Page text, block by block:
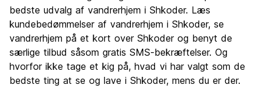
Kultur
Fester
Værdi for pengene
8.7
bedste udvalg af vandrerhjem i Shkoder. Læs
kundebedømmelser af vandrerhjem i Shkoder, se
vandrerhjem på et kort over Shkoder og benyt de
særlige tilbud såsom gratis SMS-bekræftelser. Og
hvorfor ikke tage et kig på, hvad vi har valgt som de
bedste ting at se og lave i Shkoder, mens du er der.